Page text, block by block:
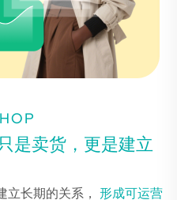
是卖货，更是建立
长期的关系， 形成可运营